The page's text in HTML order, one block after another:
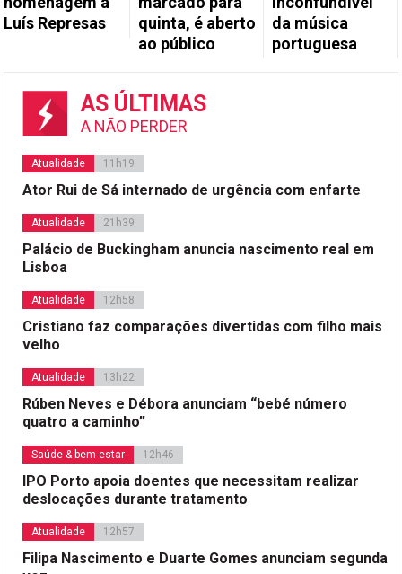
Luís Represas
quinta, é aberto
ao público
da música
portuguesa
AS ÚLTIMAS
A NÃO PERDER
Atualidade 11h19
Ator Rui de Sá internado de urgência com enfarte
Atualidade 21h39
Palácio de Buckingham anuncia nascimento real em
Lisboa
Atualidade 12h58
Cristiano faz comparações divertidas com filho mais
velho
Atualidade 13h22
Rúben Neves e Débora anunciam “bebé número
quatro a caminho”
Saúde & bem-estar 12h46
IPO Porto apoia doentes que necessitam realizar
deslocações durante tratamento
Atualidade 12h57
Filipa Nascimento e Duarte Gomes anunciam segunda